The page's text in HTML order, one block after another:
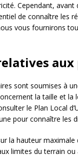
Cependant,
de connaître les
vous fournirons
sont soumises à
la taille et
le Plan Local
pour connaître les
la hauteur maximale
limites du terrain